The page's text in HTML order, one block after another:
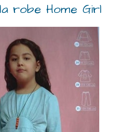
robe Home Girl